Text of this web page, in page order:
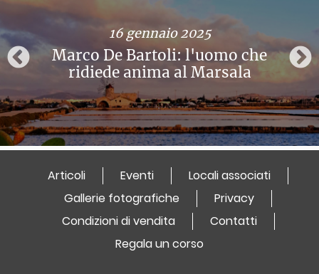
16 gennaio 2025
Marco De Bartoli: l'uomo che
ridiede anima al Marsala
Articoli Eventi
Locali associati
Gallerie fotografiche
Privacy
Condizioni di vendita
Contatti
Regala un corso